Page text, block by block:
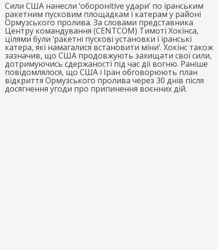
Сили США нанесли ‘оборонitive удари’ по іранським
ракетним пусковим площадкам і катерам у районі
Ормузського пролива. За словами представника
Центру командування (CENTCOM) Тимоті Хокінса,
цілями були ‘ракетні пускові установки і іранські
катера, які намагалися встановити міни’. Хокінс також
зазначив, що США продовжують захищати свої сили,
дотримуючись сдержаності під час дії вогню. Раніше
повідомлялося, що США і Іран обговорюють план
відкриття Ормузського пролива через 30 днів після
досягнення угоди про припинення воєнних дій.